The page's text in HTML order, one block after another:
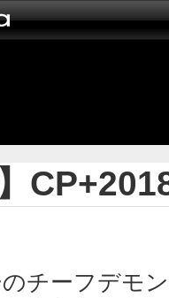
チーフデモ